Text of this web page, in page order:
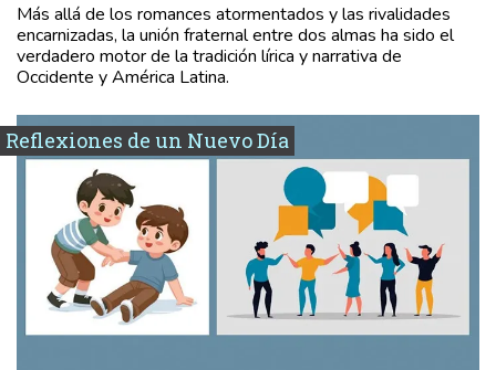
Más allá de los romances atormentados y las rivalidades
encarnizadas, la unión fraternal entre dos almas ha sido el
verdadero motor de la tradición lírica y narrativa de
Occidente y América Latina.
Reflexiones de un Nuevo Día